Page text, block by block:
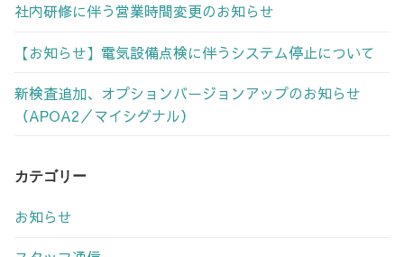
社内研修に伴う営業時間変更のお知らせ
【お知らせ】電気設備点検に伴うシステム停止について
新検査追加、オプションバージョンアップのお知らせ
（APOA2／マイシグナル）
カテゴリー
お知らせ